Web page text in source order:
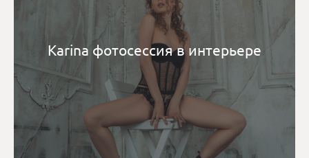
Karina фотосессия в интерьере